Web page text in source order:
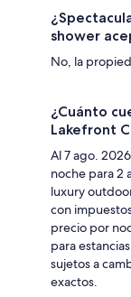
shower
No, la
¿Cuánto
Lakefront
Al 7 ago.
noche para 2
luxury
con
precio por
para
sujetos a
exactos.